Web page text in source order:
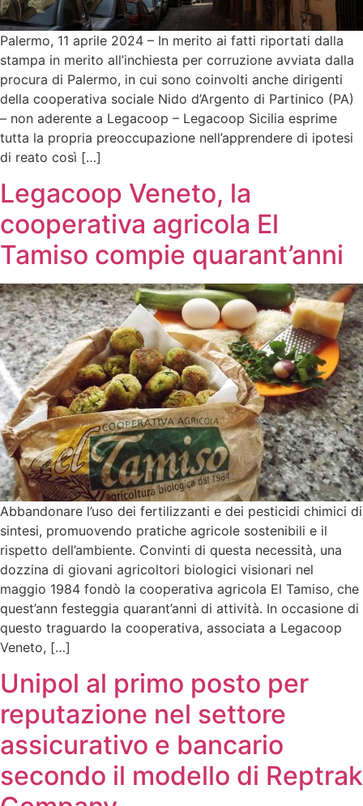
Palermo, 11 aprile 2024 – In merito ai fatti riportati dalla
stampa in merito all’inchiesta per corruzione avviata dalla
procura di Palermo, in cui sono coinvolti anche dirigenti
della cooperativa sociale Nido d’Argento di Partinico (PA)
– non aderente a Legacoop – Legacoop Sicilia esprime
tutta la propria preoccupazione nell’apprendere di ipotesi
di reato così […]
Legacoop Veneto, la
cooperativa agricola El
Tamiso compie quarant’anni
Abbandonare l’uso dei fertilizzanti e dei pesticidi chimici di
sintesi, promuovendo pratiche agricole sostenibili e il
rispetto dell’ambiente. Convinti di questa necessità, una
dozzina di giovani agricoltori biologici visionari nel
maggio 1984 fondò la cooperativa agricola El Tamiso, che
quest’ann festeggia quarant’anni di attività. In occasione di
questo traguardo la cooperativa, associata a Legacoop
Veneto, […]
Unipol al primo posto per
reputazione nel settore
assicurativo e bancario
secondo il modello di Reptrak